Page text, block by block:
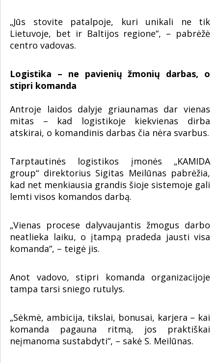
„Jūs stovite patalpoje, kuri unikali ne tik
Lietuvoje, bet ir Baltijos regione“, – pabrėžė
centro vadovas.
Logistika – ne pavienių žmonių darbas, o
stipri komanda
Antroje laidos dalyje griaunamas dar vienas
mitas – kad logistikoje kiekvienas dirba
atskirai, o komandinis darbas čia nėra svarbus.
Tarptautinės logistikos įmonės „KAMIDA
group“ direktorius Sigitas Meilūnas pabrėžia,
kad net menkiausia grandis šioje sistemoje gali
lemti visos komandos darbą.
„Vienas procese dalyvaujantis žmogus darbo
neatlieka laiku, o įtampą pradeda jausti visa
komanda“, – teigė jis.
Anot vadovo, stipri komanda organizacijoje
tampa tarsi sniego rutulys.
„Sėkmė, ambicija, tikslai, bonusai, karjera – kai
komanda pagauna ritmą, jos praktiškai
neįmanoma sustabdyti“, – sakė S. Meilūnas.